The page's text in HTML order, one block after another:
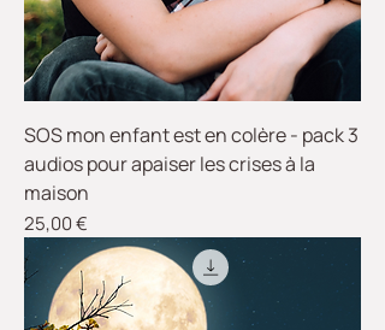
SOS mon enfant est en colère - pack 3
audios pour apaiser les crises à la
maison
Prix
25,00 €